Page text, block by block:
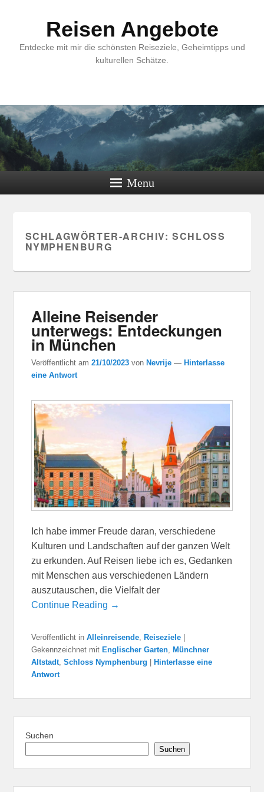
Reisen Angebote
Entdecke mit mir die schönsten Reiseziele, Geheimtipps und
kulturellen Schätze.
Menu
SCHLAGWÖRTER-ARCHIV:SCHLOSS
NYMPHENBURG
Alleine Reisender
unterwegs: Entdeckungen
in München
Veröffentlicht am21/10/2023 von Nevrije — Hinterlasse
eine Antwort
Ich habe immer Freude daran, verschiedene
Kulturen und Landschaften auf der ganzen Welt
zu erkunden. Auf Reisen liebe ich es, Gedanken
mit Menschen aus verschiedenen Ländern
auszutauschen, die Vielfalt der
Continue Reading →
Veröffentlicht in Alleinreisende, Reiseziele
Gekennzeichnet mit Englischer Garten, Münchner
Altstadt,Schloss Nymphenburg
Hinterlasse eine
Antwort
Suchen
Suchen